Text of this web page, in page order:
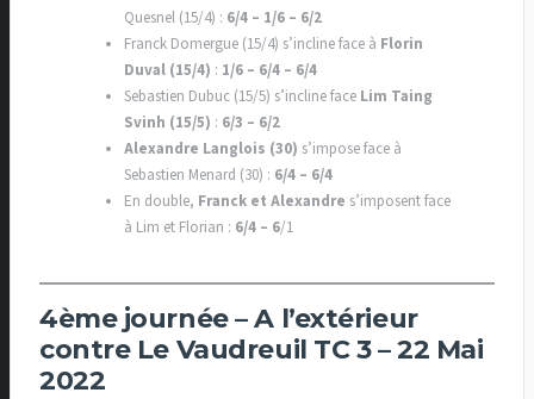
Quesnel (15/4) : 6/4 – 1/6 – 6/2
Franck Domergue (15/4) s’incline face à Florin
Duval (15/4) : 1/6 – 6/4 – 6/4
Sebastien Dubuc (15/5) s’incline face Lim Taing
Svinh (15/5) : 6/3 – 6/2
Alexandre Langlois (30) s’impose face à
Sebastien Menard (30) : 6/4 – 6/4
En double, Franck et Alexandre s’imposent face
à Lim et Florian : 6/4 – 6/1
4ème journée – A l’extérieur
contre Le Vaudreuil TC 3 – 22 Mai
2022